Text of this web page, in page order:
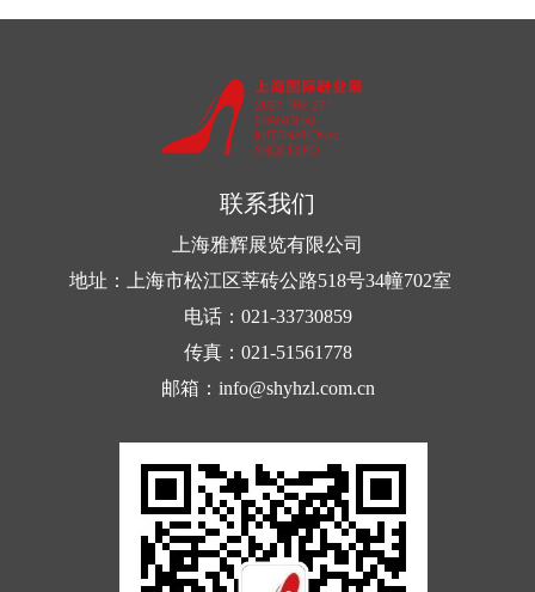
料。上海吉虞实业有限公司用该材料制作的环保型
业博览会上荣获新材料奖。
上海市塑料协会副会长、上海吉虞总经理李元表
ABS树脂相...联系我们
上海雅辉展览有限公司
地址：上海市松江区莘砖公路518号34幢702室
电话：021-33730859
传真：021-51561778
邮箱：info@shyhzl.com.cn